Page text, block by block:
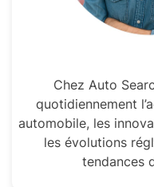
Chez Auto
quotidiennement
automobile, les
les évolutions
tendances